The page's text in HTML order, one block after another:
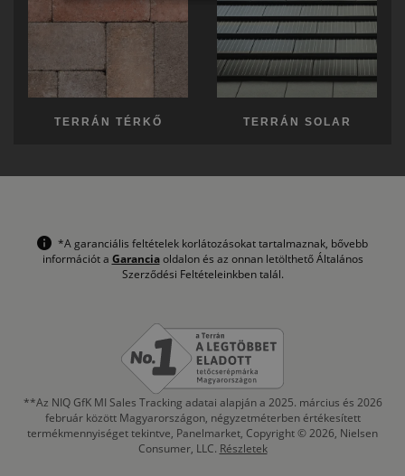
TERRÁN TÉRKŐ TERRÁN SOLAR
*A garanciális feltételek korlátozásokat tartalmaznak, bővebb
információt a Garanciaoldalon és az onnan letölthető Általános
Szerződési Feltételeinkben talál.
**Az NIQ GfK MI Sales Tracking adatai alapján a 2025. március és 2026
február között Magyarországon, négyzetméterben értékesített
termékmennyiséget tekintve, Panelmarket, Copyright © 2026, Nielsen
Consumer, LLC. Részletek
ITALIAN